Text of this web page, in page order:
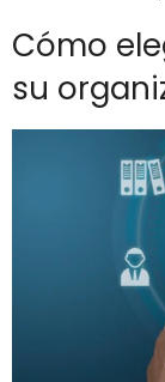
Cómo
su